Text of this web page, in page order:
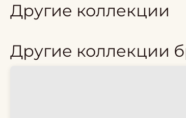
Другие коллекции
Другие коллекции